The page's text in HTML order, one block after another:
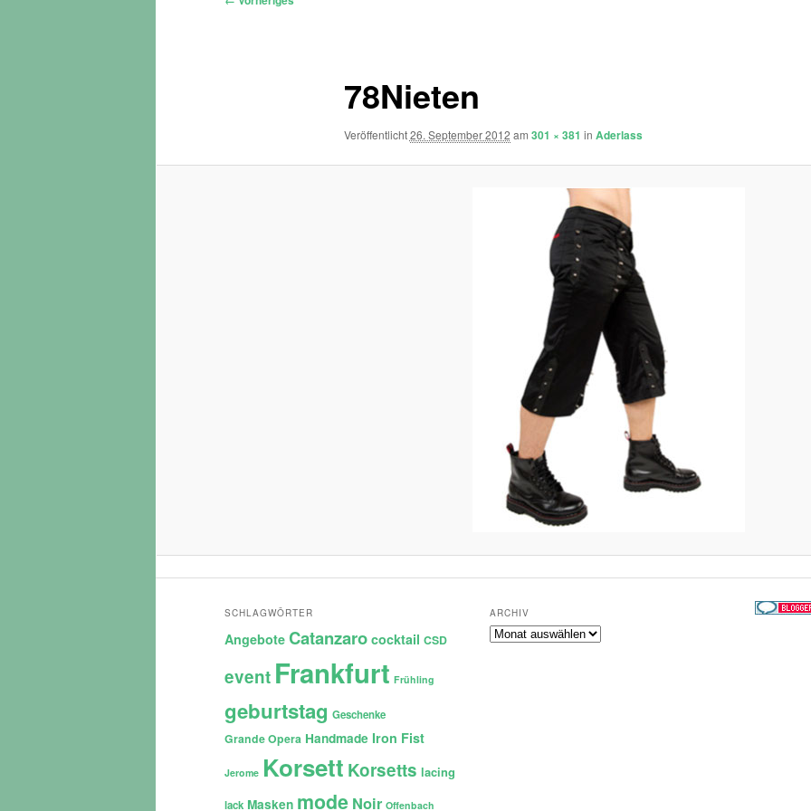
78Nieten
Veröffentlicht26. September 2012 am 301 × 381 in Aderlass
SCHLAGWÖRTER
Angebote Catanzaro cocktail CSD
event Frankfurt Frühling
geburtstag Geschenke
Grande Opera Handmade Iron Fist
Jerome Korsett Korsetts lacing
lack Masken mode Noir Offenbach
ARCHIV
Archiv